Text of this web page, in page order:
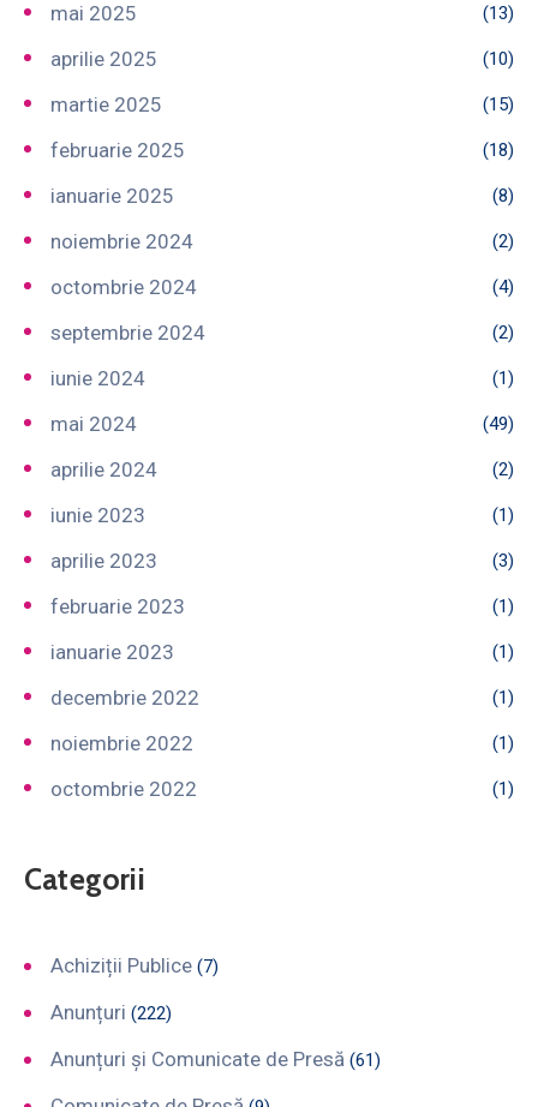
mai 2025 (13)
aprilie 2025 (10)
martie 2025 (15)
februarie 2025 (18)
ianuarie 2025 (8)
noiembrie 2024 (2)
octombrie 2024 (4)
septembrie 2024 (2)
iunie 2024 (1)
mai 2024 (49)
aprilie 2024 (2)
iunie 2023 (1)
aprilie 2023 (3)
februarie 2023 (1)
ianuarie 2023 (1)
decembrie 2022 (1)
noiembrie 2022 (1)
octombrie 2022 (1)
Categorii
Achiziții Publice (7)
Anunțuri (222)
Anunțuri și Comunicate de Presă (61)